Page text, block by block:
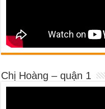
Chị Hoàng – quận 1